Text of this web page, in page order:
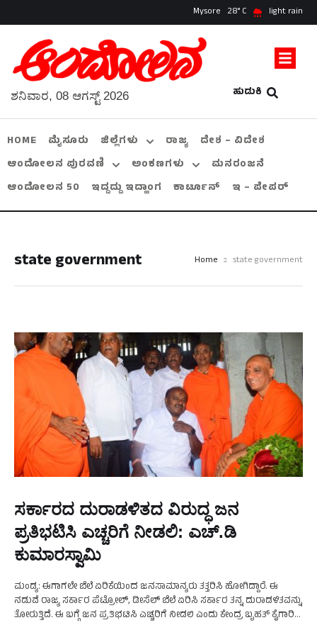
Mysore 28 light rain
ಹುಡುಕಿ
ಶನಿವಾರ, 08 ಆಗಸ್ಟ್ 2026
HOME ಮೈಸೂರು ಜಿಲ್ಲೆಗಳು ರಾಜ್ಯ
ದೇಶ – ವಿದೇಶ
ಆಂದೋಲನ ಪುರವಣಿ
ಅಂಕಣಗಳು
ಮನರಂಜನೆ
ಆಂದೋಲನ 50
ಇದ್ದದ್ದು ಇದ್ಹಾಂಗ ಕಾರ್ಟೂನ್ ಇ – ಪೇಪರ್
state government Home state government
ಸರ್ಕಾರದ ದುರಾಡಳಿತದ ವಿರುದ್ಧ ಜನ
ಪ್ರತಿಭಟಿಸಿ ಎಚ್ಚರಿಗೆ ನೀಡಲಿ: ಎಚ್.ಡಿ
ಕುಮಾರಸ್ವಾಮಿ
ಮಂಡ್ಯ: ಈಗಾಗಲೇ ಬೆಲೆ ಏರಿಕೆಯಿಂದ ಜನಸಾಮಾನ್ಯರು ತತ್ತರಿಸಿ ಹೋಗಿದ್ದಾರೆ. ಈ
ನಡುವೆ ರಾಜ್ಯ ಸರ್ಕಾರ ಪೆಟ್ರೋಲ್‌, ಡೀಸೆಲ್‌ ಬೆಲೆ ಏರಿಸಿ ಸರ್ಕಾರ ತನ್ನ ದುರಾಡಳಿತವನ್ನು
ತೋರುತ್ತಿದೆ. ಈ ಬಗ್ಗೆ ಜನ ಪ್ರತಿಭಟಿಸಿ ಎಚ್ಚರಿಗೆ ನೀಡಲಿ ಎಂದು ಕೇಂದ್ರ ಬೃಹತ್‌ ಕೈಗಾರಿಕೆ